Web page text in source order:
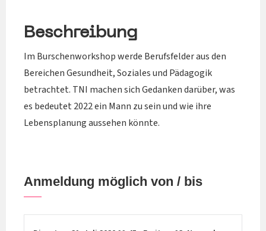
Beschreibung
Im Burschenworkshop werde Berufsfelder aus den
Bereichen Gesundheit, Soziales und Pädagogik
betrachtet. TNI machen sich Gedanken darüber, was
es bedeutet 2022 ein Mann zu sein und wie ihre
Lebensplanung aussehen könnte.
Anmeldung möglich von / bis